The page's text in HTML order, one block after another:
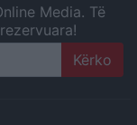
Media. Të